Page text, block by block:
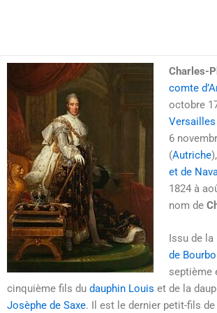
Charles-
comte
octobre
Versailles
6
(Autriche
et de
1824à
nom de
Issu de la
de
septième
cinquième fils du dauphin Louis et de la
Josèphe de Saxe. Il est le dernier petit-fils de